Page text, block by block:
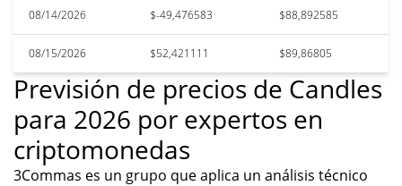
08/14/2026 $-49,476583 $88,892585
08/15/2026 $52,421111 $89,86805
Previsión de precios de Candles
para 2026 por expertos en
criptomonedas
3Commas es un grupo que aplica un análisis técnico